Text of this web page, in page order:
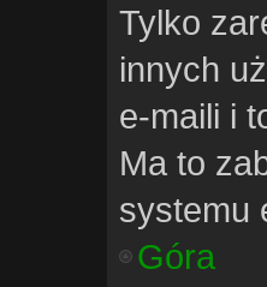
Tylko
innych
e-maili i
Ma to
systemu
Góra